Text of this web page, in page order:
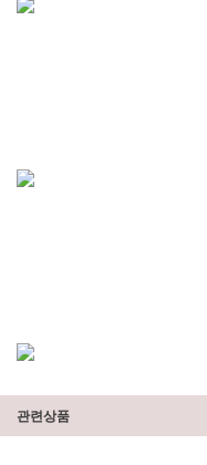
관련상품